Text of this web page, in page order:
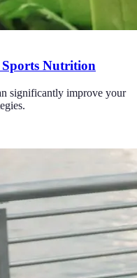
Sports Nutrition
significantly improve your